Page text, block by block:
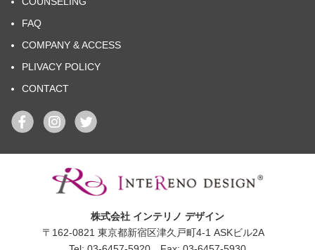
FAQ
COMPANY & ACCESS
PLIVACY POLICY
CONTACT
株式会社 インテリノ デザイン
〒162-0821 東京都新宿区津久戸町4-1 ASKビル2A